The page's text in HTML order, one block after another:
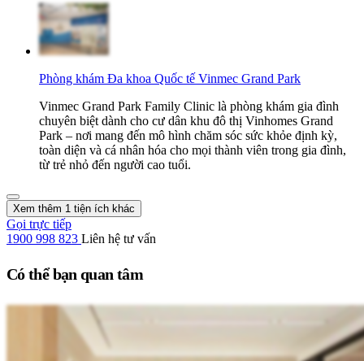
Phòng khám Đa khoa Quốc tế Vinmec Grand Park
Vinmec Grand Park Family Clinic là phòng khám gia đình
chuyên biệt dành cho cư dân khu đô thị Vinhomes Grand
Park – nơi mang đến mô hình chăm sóc sức khỏe định kỳ,
toàn diện và cá nhân hóa cho mọi thành viên trong gia đình,
từ trẻ nhỏ đến người cao tuổi.
Xem thêm 1 tiện ích khác
Gọi trực tiếp
1900 998 823 Liên hệ tư vấn
Có thể bạn quan tâm